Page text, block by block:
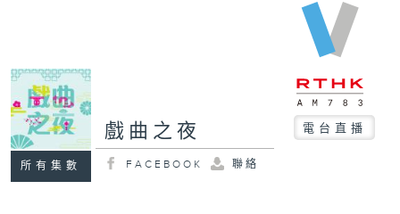
所有集數
戲曲之夜 電台直播
FACEBOOK 聯絡